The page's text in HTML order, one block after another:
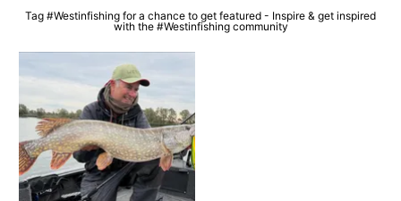
Tag #Westinfishing for a chance to get featured - Inspire & get inspired
with the #Westinfishing community